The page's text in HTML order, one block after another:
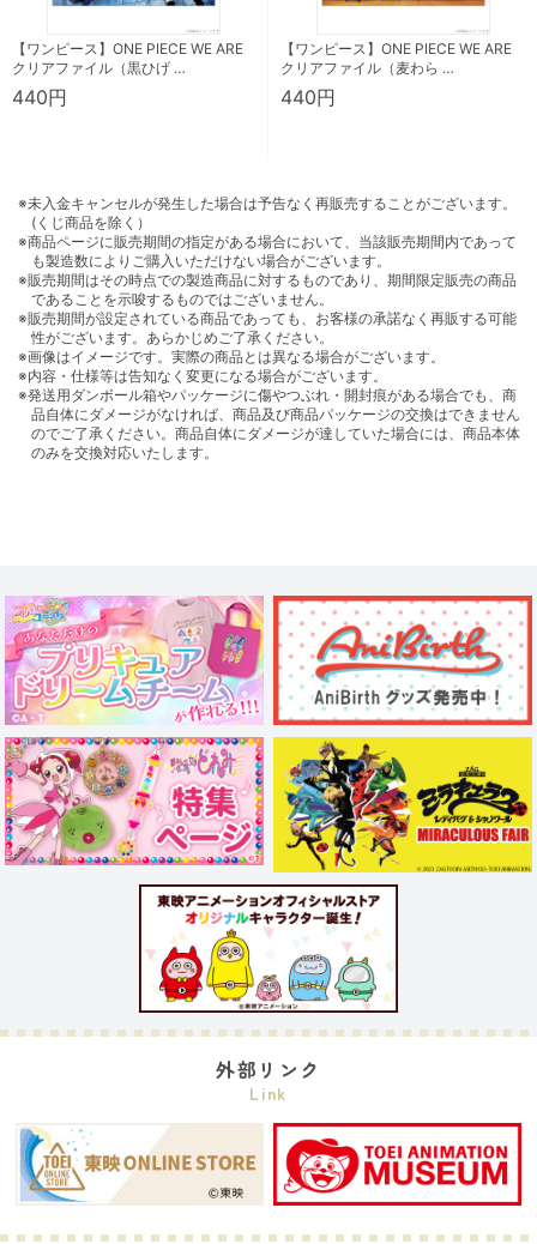
【ワンピース】ONE PIECE WE ARE
クリアファイル（黒ひげ …
440円
【ワンピース】ONE PIECE WE ARE
クリアファイル（麦わら …
440円
※未入金キャンセルが発生した場合は予告なく再販売することがございます。
(くじ商品を除く）
※商品ページに販売期間の指定がある場合において、当該販売期間内であって
も製造数によりご購入いただけない場合がございます。
※販売期間はその時点での製造商品に対するものであり、期間限定販売の商品
であることを示唆するものではございません。
※販売期間が設定されている商品であっても、お客様の承諾なく再販する可能
性がございます。あらかじめご了承ください。
※画像はイメージです。実際の商品とは異なる場合がございます。
※内容・仕様等は告知なく変更になる場合がございます。
※発送用ダンボール箱やパッケージに傷やつぶれ・開封痕がある場合でも、商
品自体にダメージがなければ、商品及び商品パッケージの交換はできません
のでご了承ください。商品自体にダメージが達していた場合には、商品本体
のみを交換対応いたします。
外部リンク
Link